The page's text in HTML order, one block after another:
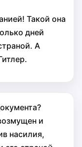
Такой она
дней
А
и
насилия,